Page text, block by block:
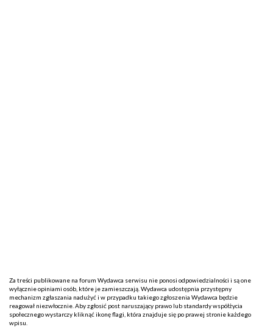
Za treści publikowane na forum Wydawca serwisu nie ponosi odpowiedzialności i są one
wyłącznie opiniami osób, które je zamieszczają. Wydawca udostępnia przystępny
mechanizm zgłaszania nadużyć i w przypadku takiego zgłoszenia Wydawca będzie
reagował niezwłocznie. Aby zgłosić post naruszający prawo lub standardy współżycia
społecznego wystarczy kliknąć ikonę flagi, która znajduje się po prawej stronie każdego
wpisu.